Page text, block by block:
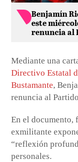
Benjamín
este
renuncia al
Mediante una
Directivo Estatal
Bustamante,
renuncia al
En el documento,
exmilitante
“reflexión
personales.